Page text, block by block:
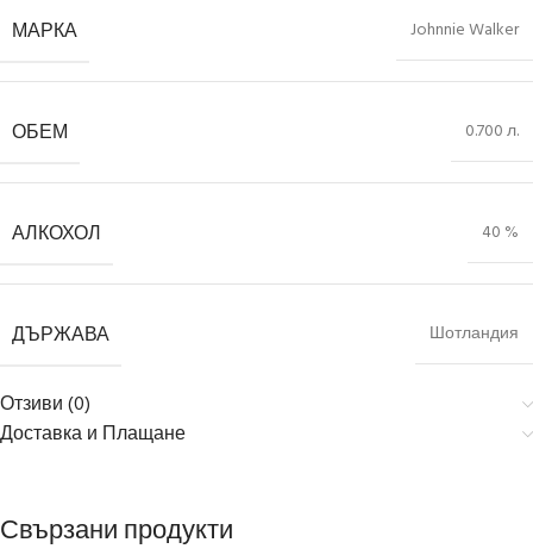
МАРКА Johnnie Walker
ОБЕМ 0.700 л.
АЛКОХОЛ 40 %
ДЪРЖАВА Шотландия
Отзиви (0)
Доставка и Плащане
Свързани продукти